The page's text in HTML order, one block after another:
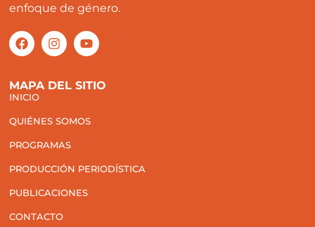
enfoque de género.
MAPA DEL SITIO
INICIO
QUIÉNES SOMOS
PROGRAMAS
PRODUCCIÓN PERIODÍSTICA
PUBLICACIONES
CONTACTO